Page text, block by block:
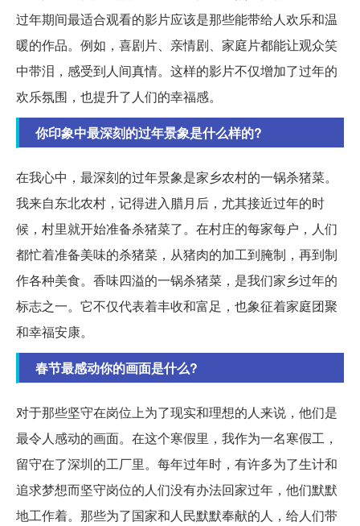
过年期间最适合观看的影片应该是那些能带给人欢乐和温
暖的作品。例如，喜剧片、亲情剧、家庭片都能让观众笑
中带泪，感受到人间真情。这样的影片不仅增加了过年的
欢乐氛围，也提升了人们的幸福感。
你印象中最深刻的过年景象是什么样的?
在我心中，最深刻的过年景象是家乡农村的一锅杀猪菜。
我来自东北农村，记得进入腊月后，尤其接近过年的时
候，村里就开始准备杀猪菜了。在村庄的每家每户，人们
都忙着准备美味的杀猪菜，从猪肉的加工到腌制，再到制
作各种美食。香味四溢的一锅杀猪菜，是我们家乡过年的
标志之一。它不仅代表着丰收和富足，也象征着家庭团聚
和幸福安康。
春节最感动你的画面是什么?
对于那些坚守在岗位上为了现实和理想的人来说，他们是
最令人感动的画面。在这个寒假里，我作为一名寒假工，
留守在了深圳的工厂里。每年过年时，有许多为了生计和
追求梦想而坚守岗位的人们没有办法回家过年，他们默默
地工作着。那些为了国家和人民默默奉献的人，给人们带